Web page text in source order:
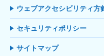
ウェブアクセシビリティ方
セキュリティポリシー
サイトマップ